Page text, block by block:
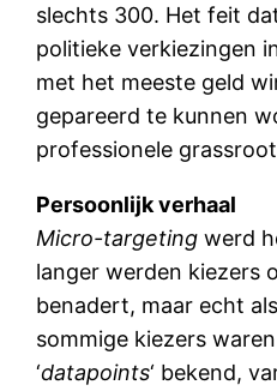
slechts 300. Het feit
politieke verkiezingen
met het meeste geld
gepareerd te kunnen
professionele
Persoonlijk verhaal
Micro-targeting werd
langer werden kiezers
benadert, maar echt
sommige kiezers
‘datapoints‘ bekend,